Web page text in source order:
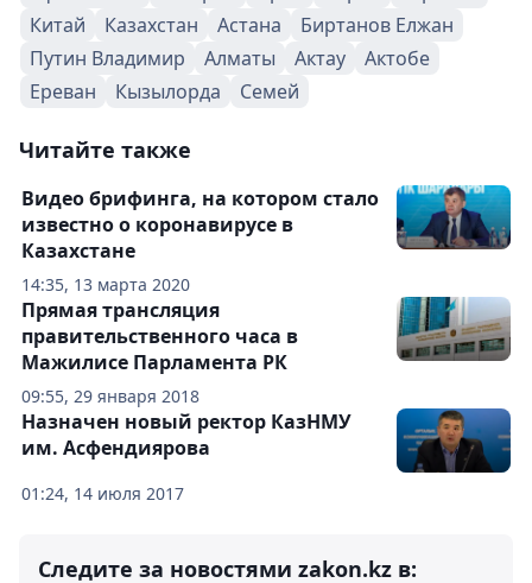
Китай
Казахстан Астана
Биртанов Елжан
Путин Владимир
Алматы Актау
Актобе
Ереван
Кызылорда Семей
Читайте также
14:35, 13 марта 2020
Видео брифинга, на котором стало
известно о коронавирусе в
Казахстане
09:55, 29 января 2018
Прямая трансляция
правительственного часа в
Мажилисе Парламента РК
01:24, 14 июля 2017
Назначен новый ректор КазНМУ
им. Асфендиярова
Следите за новостями zakon.kz в: